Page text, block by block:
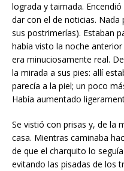
lograda y taimada.
dar con el de noticias. Nada
sus postrimerías). Estaban
había visto la noche
era minuciosamente real.
la mirada a sus pies: allí
parecía a la piel; un poco
Había aumentado
Se vistió con prisas y, de la
casa. Mientras caminaba
de que el charquito lo
evitando las pisadas de los